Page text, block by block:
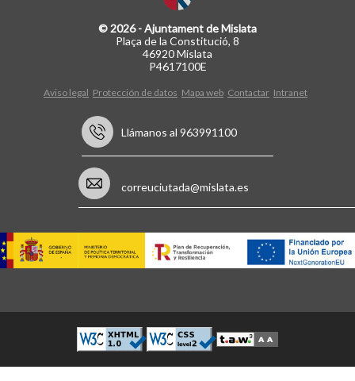
© 2026 - Ajuntament de Mislata
Plaça de la Constitució, 8
46920 Mislata
P4617100E
Aviso legal Protección de datos Mapa web Contactar Intranet
Llámanos al 963991100
correuciutada@mislata.es